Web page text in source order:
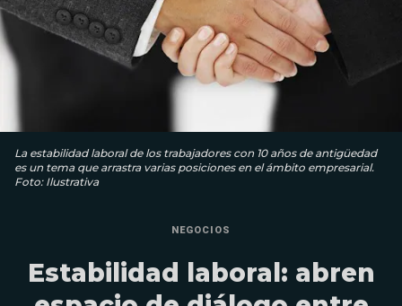
La estabilidad laboral de los trabajadores con 10 años de antigüedad
es un tema que arrastra varias posiciones en el ámbito empresarial.
Foto: Ilustrativa
NEGOCIOS
Estabilidad laboral: abren